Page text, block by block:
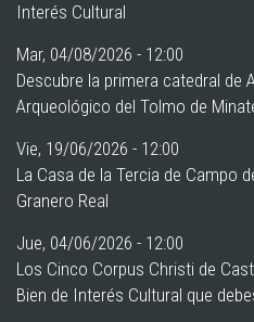
Interés Cultural
Mar, 04/08/2026 - 12:00
Descubre la primera catedral de
Arqueológico del Tolmo de
Vie, 19/06/2026 - 12:00
La Casa de la Tercia de Campo
Granero Real
Jue, 04/06/2026 - 12:00
Los Cinco Corpus Christi de
Bien de Interés Cultural que